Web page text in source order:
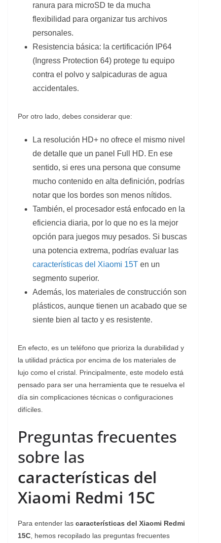
ranura para microSD te da mucha
flexibilidad para organizar tus archivos
personales.
Resistencia básica: la certificación IP64
(Ingress Protection 64) protege tu equipo
contra el polvo y salpicaduras de agua
accidentales.
Por otro lado, debes considerar que:
La resolución HD+ no ofrece el mismo nivel
de detalle que un panel Full HD. En ese
sentido, si eres una persona que consume
mucho contenido en alta definición, podrías
notar que los bordes son menos nítidos.
También, el procesador está enfocado en la
eficiencia diaria, por lo que no es la mejor
opción para juegos muy pesados. Si buscas
una potencia extrema, podrías evaluar las
características del Xiaomi 15T en un
segmento superior.
Además, los materiales de construcción son
plásticos, aunque tienen un acabado que se
siente bien al tacto y es resistente.
En efecto, es un teléfono que prioriza la durabilidad y
la utilidad práctica por encima de los materiales de
lujo como el cristal. Principalmente, este modelo está
pensado para ser una herramienta que te resuelva el
día sin complicaciones técnicas o configuraciones
difíciles.
Preguntas frecuentes
sobre las
características del
Xiaomi Redmi 15C
Para entender las características del Xiaomi Redmi
15C , hemos recopilado las preguntas frecuentes